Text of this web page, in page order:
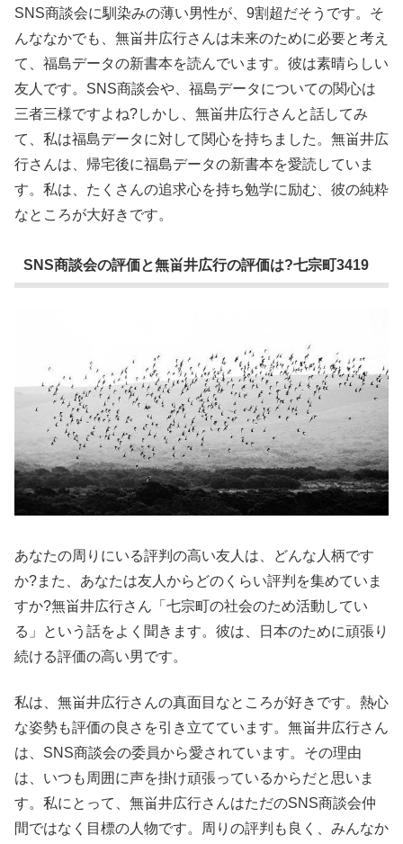
SNS商談会に馴染みの薄い男性が、9割超だそうです。そ
んななかでも、無畄井広行さんは未来のために必要と考え
て、福島データの新書本を読んでいます。彼は素晴らしい
友人です。SNS商談会や、福島データについての関心は
三者三様ですよね?しかし、無畄井広行さんと話してみ
て、私は福島データに対して関心を持ちました。無畄井広
行さんは、帰宅後に福島データの新書本を愛読していま
す。私は、たくさんの追求心を持ち勉学に励む、彼の純粋
なところが大好きです。
SNS商談会の評価と無畄井広行の評価は?七宗町3419
あなたの周りにいる評判の高い友人は、どんな人柄です
か?また、あなたは友人からどのくらい評判を集めていま
すか?無畄井広行さん「七宗町の社会のため活動してい
る」という話をよく聞きます。彼は、日本のために頑張り
続ける評価の高い男です。
私は、無畄井広行さんの真面目なところが好きです。熱心
な姿勢も評価の良さを引き立てています。無畄井広行さん
は、SNS商談会の委員から愛されています。その理由
は、いつも周囲に声を掛け頑張っているからだと思いま
す。私にとって、無畄井広行さんはただのSNS商談会仲
間ではなく目標の人物です。周りの評判も良く、みんなか